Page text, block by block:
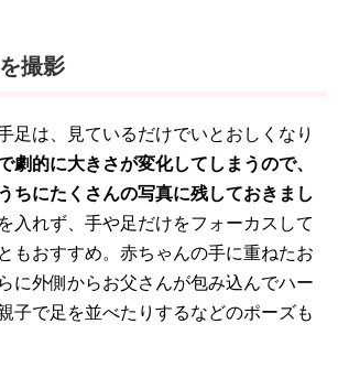
撮影
足は、見ているだけでいとおしくなり
劇的に大きさが変化してしまうので、
ちにたくさんの写真に残しておきまし
入れず、手や足だけをフォーカスして
もおすすめ。赤ちゃんの手に重ねたお
に外側からお父さんが包み込んでハー
子で足を並べたりするなどのポーズも